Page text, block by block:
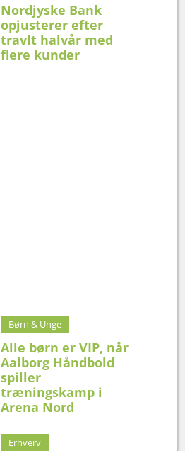
Nordjyske Bank
opjusterer efter
travlt halvår med
flere kunder
Børn & Unge
Alle børn er VIP, når
Aalborg Håndbold
spiller
træningskamp i
Arena Nord
Erhverv